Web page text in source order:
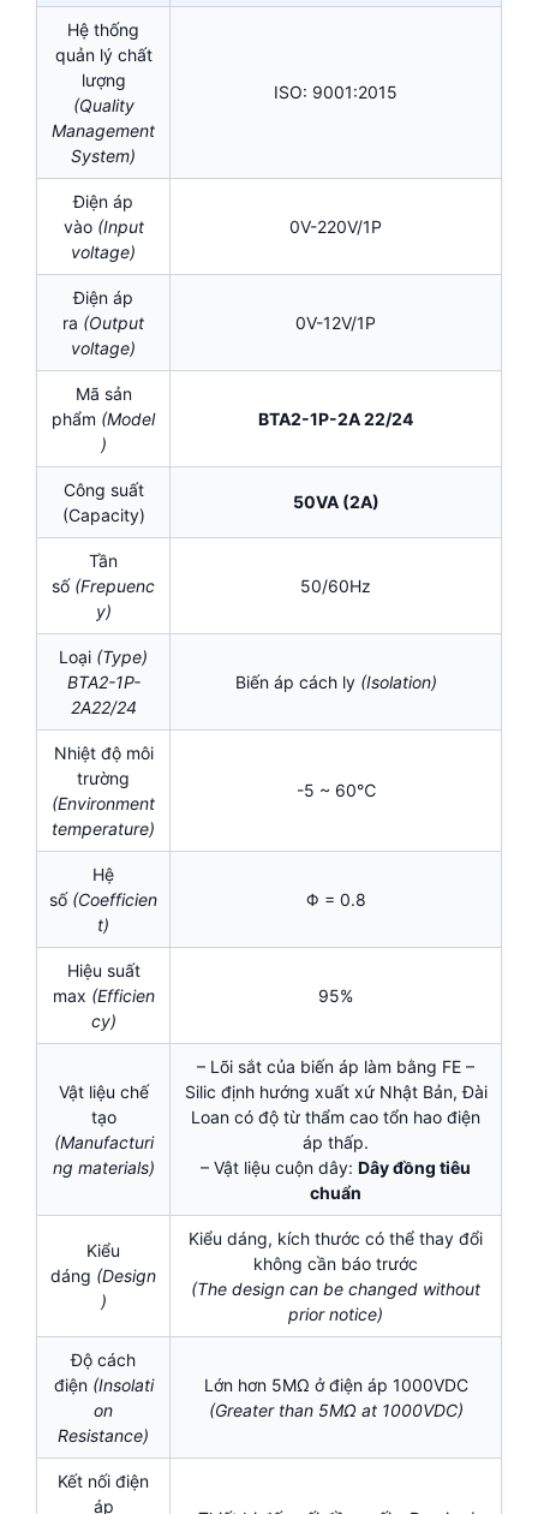
Hệ thống
quản lý chất
lượng
(Quality
Management
System)
ISO: 9001:2015
Điện áp
vào (Input
voltage)
0V-220V/1P
Điện áp
ra (Output
voltage)
0V-12V/1P
Mã sản
phẩm (Model
)
BTA2-1P-2A 22/24
Công suất
(Capacity)
50VA (2A)
Tần
số (Frepuenc
y)
50/60Hz
Loại (Type)
BTA2-1P-
2A22/24
Biến áp cách ly (Isolation)
Nhiệt độ môi
trường
(Environment
temperature)
-5 ~ 60℃
Hệ
số (Coefficien
t)
Φ = 0.8
Hiệu suất
max (Efficien
cy)
95%
Vật liệu chế
tạo
(Manufacturi
ng materials)
– Lõi sắt của biến áp làm bằng FE –
Silic định hướng xuất xứ Nhật Bản, Đài
Loan có độ từ thẩm cao tổn hao điện
áp thấp.
– Vật liệu cuộn dây: Dây đồng tiêu
chuẩn
Kiểu
dáng (Design
)
Kiểu dáng, kích thước có thể thay đổi
không cần báo trước
(The design can be changed without
prior notice)
Độ cách
điện (Insolati
on
Resistance)
Lớn hơn 5MΩ ở điện áp 1000VDC
(Greater than 5MΩ at 1000VDC)
Kết nối điện
áp